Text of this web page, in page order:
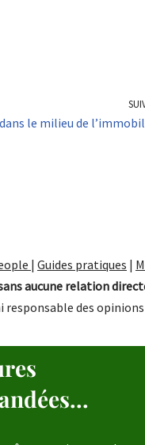
le milieu de
| Guides pratiques |
aucune relation
des